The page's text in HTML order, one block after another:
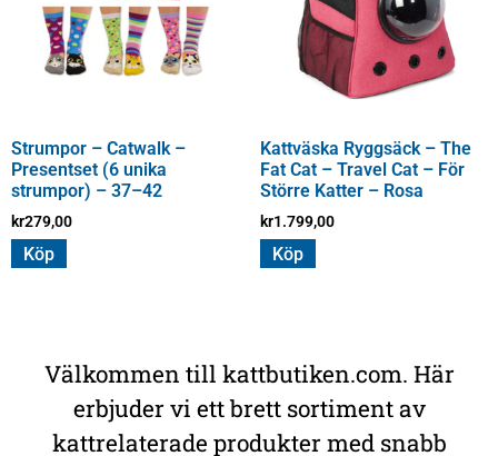
Strumpor – Catwalk –
Presentset (6 unika
strumpor) – 37–42
kr279,00
Köp
Kattväska Ryggsäck – The
Fat Cat – Travel Cat – För
Större Katter – Rosa
kr1.799,00
Köp
Välkommen till kattbutiken.com. Här
erbjuder vi ett brett sortiment av
kattrelaterade produkter med snabb